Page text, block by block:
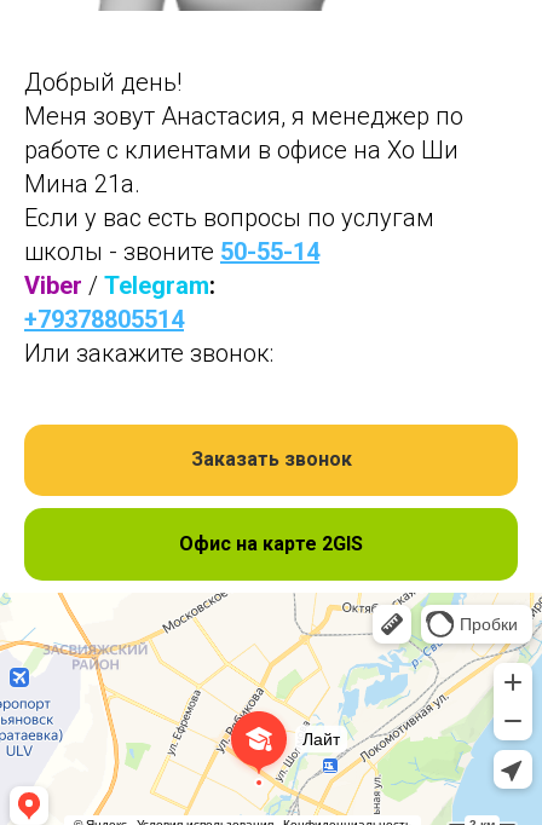
Добрый день!
Меня зовут Анастасия, я менеджер по
работе с клиентами в офисе на Хо Ши
Мина 21а.
Если у вас есть вопросы по услугам
школы - звоните 50-55-14
Viber / Telegram:
+79378805514
Или закажите звонок:
Заказать звонок
Офис на карте 2GIS